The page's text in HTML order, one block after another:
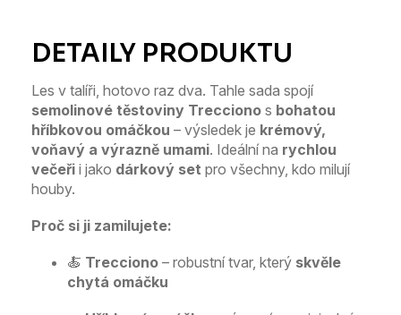
Les v talíři, hotovo raz dva. Tahle sada spojí
semolinové těstoviny Trecciono s bohatou
hříbkovou omáčkou – výsledek je krémový,
voňavý a výrazně umami. Ideální na rychlou
večeři i jako dárkový set pro všechny, kdo milují
houby.
Proč si ji zamilujete:
🍝 Trecciono – robustní tvar, který skvěle
chytá omáčku